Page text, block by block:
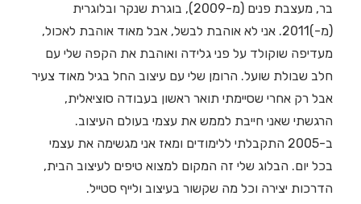
בר, מעצבת פנים (מ-2009), בוגרת שנקר ובלוגרית
(מ-)2011. אני לא אוהבת לבשל, אבל מאוד אוהבת לאכול,
מעדיפה שוקולד על פני גלידה ואוהבת את הקפה שלי עם
חלב שבולת שועל. הרומן שלי עם עיצוב החל בגיל מאוד צעיר
אבל רק אחרי שסיימתי תואר ראשון בעבודה סוציאלית,
הרגשתי שאני חייבת לממש את עצמי בעולם העיצוב.
ב-2005 התקבלתי ללימודים ומאז אני מגשימה את עצמי
בכל יום. הבלוג שלי זה המקום למצוא טיפים לעיצוב הבית,
הדרכות יצירה וכל מה שקשור בעיצוב ולייף סטייל.